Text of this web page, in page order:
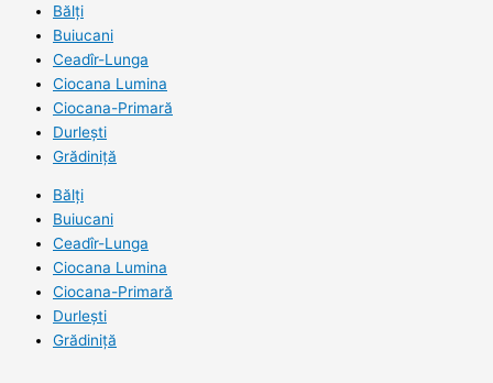
Bălți
Buiucani
Ceadîr-Lunga
Ciocana Lumina
Ciocana-Primară
Durlești
Grădiniță
Bălți
Buiucani
Ceadîr-Lunga
Ciocana Lumina
Ciocana-Primară
Durlești
Grădiniță